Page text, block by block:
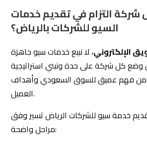
التزام في تقديم خدمات
السيو للشركات بالرياض؟
الإلكتروني، لا نبيع خدمات سيو جاهزة
كل شركة على حدة ونبني استراتيجية
فهم عميق للسوق السعودي وأهداف
العميل.
خدمة سيو للشركات الرياض تسير وفق
مراحل واضحة: